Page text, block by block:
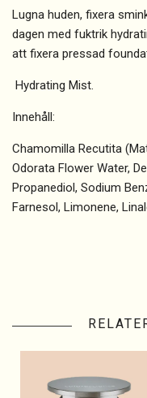
Lugna huden, fixera
dagen med fuktrik
att fixera pressad
Hydrating Mist.
Innehåll:
Chamomilla Recutita
Odorata Flower Water,
Propanediol, Sodium
Farnesol, Limonene,